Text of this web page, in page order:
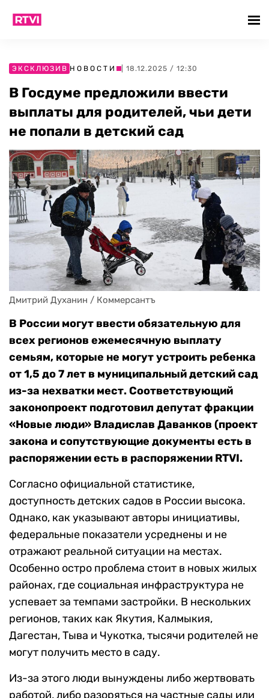
ЭКСКЛЮЗИВ НОВОСТИ | 18.12.2025 / 12:30
В Госдуме предложили ввести
выплаты для родителей, чьи дети
не попали в детский сад
Дмитрий Духанин / Коммерсантъ
В России могут ввести обязательную для
всех регионов ежемесячную выплату
семьям, которые не могут устроить ребенка
от 1,5 до 7 лет в муниципальный детский сад
из-за нехватки мест. Соответствующий
законопроект подготовил депутат фракции
«Новые люди» Владислав Даванков (проект
закона и сопутствующие документы есть в
распоряжении есть в распоряжении RTVI.
Согласно официальной статистике,
доступность детских садов в России высока.
Однако, как указывают авторы инициативы,
федеральные показатели усреднены и не
отражают реальной ситуации на местах.
Особенно остро проблема стоит в новых жилых
районах, где социальная инфраструктура не
успевает за темпами застройки. В нескольких
регионов, таких как Якутия, Калмыкия,
Дагестан, Тыва и Чукотка, тысячи родителей не
могут получить место в саду.
Из-за этого люди вынуждены либо жертвовать
работой, либо разоряться на частные сады или